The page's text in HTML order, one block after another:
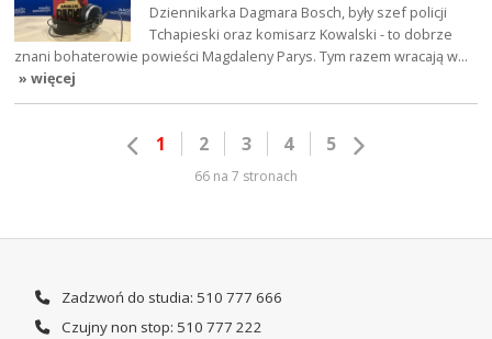
Dziennikarka Dagmara Bosch, były szef policji
Tchapieski oraz komisarz Kowalski - to dobrze
znani bohaterowie powieści Magdaleny Parys. Tym razem wracają w…
» więcej
1 2 3 4 5
66 na 7 stronach
Zadzwoń do studia: 510 777 666
Czujny non stop: 510 777 222